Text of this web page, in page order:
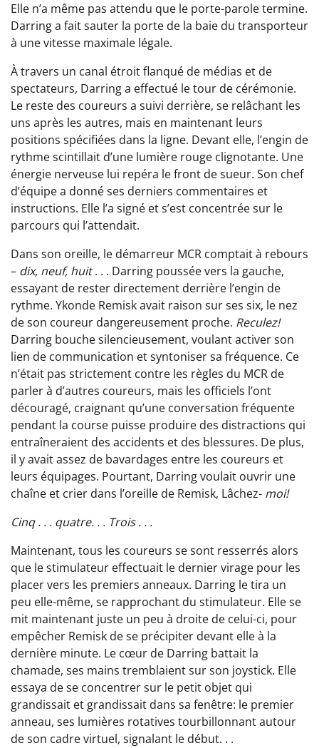
Elle n’a même pas attendu que le porte-parole termine.
Darring a fait sauter la porte de la baie du transporteur
à une vitesse maximale légale.
À travers un canal étroit flanqué de médias et de
spectateurs, Darring a effectué le tour de cérémonie.
Le reste des coureurs a suivi derrière, se relâchant les
uns après les autres, mais en maintenant leurs
positions spécifiées dans la ligne. Devant elle, l’engin de
rythme scintillait d’une lumière rouge clignotante. Une
énergie nerveuse lui repéra le front de sueur. Son chef
d’équipe a donné ses derniers commentaires et
instructions. Elle l’a signé et s’est concentrée sur le
parcours qui l’attendait.
Dans son oreille, le démarreur MCR comptait à rebours
– dix, neuf, huit. . . Darring poussée vers la gauche,
essayant de rester directement derrière l’engin de
rythme. Ykonde Remisk avait raison sur ses six, le nez
de son coureur dangereusement proche. Reculez!
Darring bouche silencieusement, voulant activer son
lien de communication et syntoniser sa fréquence. Ce
n’était pas strictement contre les règles du MCR de
parler à d’autres coureurs, mais les officiels l’ont
découragé, craignant qu’une conversation fréquente
pendant la course puisse produire des distractions qui
entraîneraient des accidents et des blessures. De plus,
il y avait assez de bavardages entre les coureurs et
leurs équipages. Pourtant, Darring voulait ouvrir une
chaîne et crier dans l’oreille de Remisk, Lâchez- moi!
Cinq . . . quatre. . . Trois . . .
Maintenant, tous les coureurs se sont resserrés alors
que le stimulateur effectuait le dernier virage pour les
placer vers les premiers anneaux. Darring le tira un
peu elle-même, se rapprochant du stimulateur. Elle se
mit maintenant juste un peu à droite de celui-ci, pour
empêcher Remisk de se précipiter devant elle à la
dernière minute. Le cœur de Darring battait la
chamade, ses mains tremblaient sur son joystick. Elle
essaya de se concentrer sur le petit objet qui
grandissait et grandissait dans sa fenêtre: le premier
anneau, ses lumières rotatives tourbillonnant autour
de son cadre virtuel, signalant le début. . .